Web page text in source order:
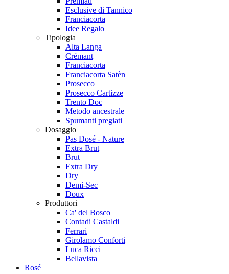
Esclusive di Tannico
Franciacorta
Idee Regalo
Tipologia
Alta Langa
Crémant
Franciacorta
Franciacorta Satèn
Prosecco
Prosecco Cartizze
Trento Doc
Metodo ancestrale
Spumanti pregiati
Dosaggio
Pas Dosé - Nature
Extra Brut
Brut
Extra Dry
Dry
Demi-Sec
Doux
Produttori
Ca' del Bosco
Contadi Castaldi
Ferrari
Girolamo Conforti
Luca Ricci
Bellavista
Rosé